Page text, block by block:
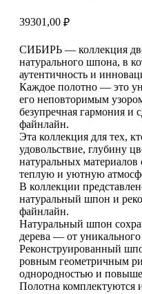
39301,00 ₽
СИБИРЬ — коллекция
натурального шпона, в
аутентичность и
Каждое полотно — это
его неповторимым
безупречная гармония и
файнлайн.
Эта коллекция для тех,
удовольствие, глубину
натуральных материалов
теплую и уютную
В коллекции
натуральный шпон и
файнлайн.
Натуральный шпон
дерева — от
Реконструированный
ровным геометричным
однородностью и
Полотна комплектуются